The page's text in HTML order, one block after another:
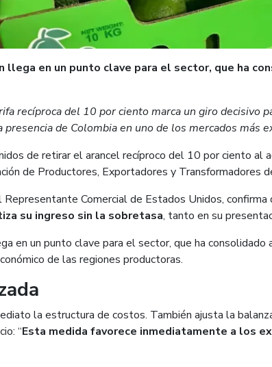
llega en un punto clave para el sector, que ha
recíproca del 10 por ciento marca un giro decisivo
de Colombia en uno de los mercados más
de retirar el arancel recíproco del 10 por ciento
de Productores, Exportadores y Transformadores
Representante Comercial de Estados Unidos,
su ingreso sin la sobretasa, tanto en su
en un punto clave para el sector, que ha consolidado
de las regiones productoras.
la estructura de costos. También ajusta la
“Esta medida favorece inmediatamente a los